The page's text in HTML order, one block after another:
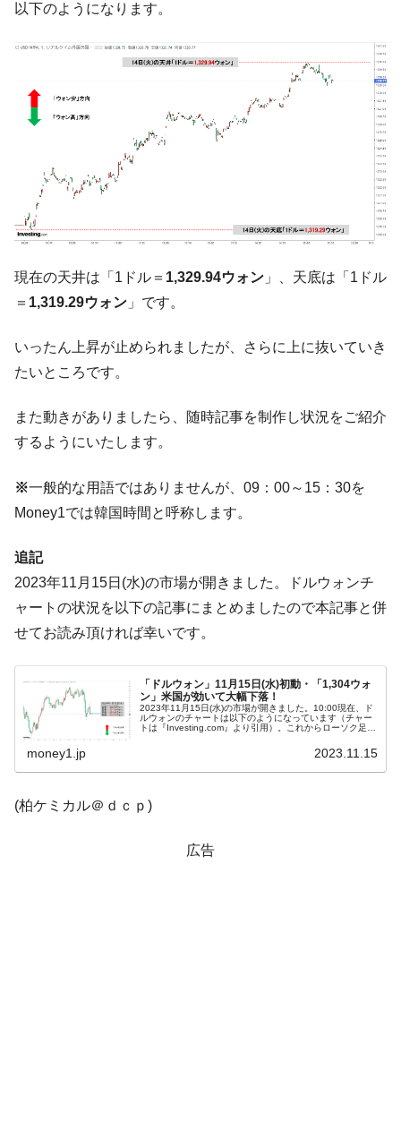
た ⇒ 国家が行った恐るべき株価操作であり、空前の国政壟
韓国･警察職員が「丸刈りになって抗議活
『Money1』
中国だけが鉄鋼輸出を異常増加させる ⇒ 中
国の過剰生産が世界を蝕む。
韓国製造業「半導体絶好調」のウラで他業
種は全般的「不調」⇒ PSIが示す現況は決して良くない。
『Money1』
ン』1人当たり賠償10万ウォンを認定 ⇒ 総額3兆7,000億
『Money1』
韓国型イージス搭載の次世代駆逐艦
「KDDX」1番艦、2032年竣工と公示
に韓国がいっちょがみしたのでは。
『Money1』
韓国政府『BYD』車への補助金を全廃 ⇒ 実
1.9倍！
『Money1』
在韓米国大使スティールが着韓！⇒ さっそ
ドを掲げる「在韓反米勢力」
『Money1』
韓国政府「2035年までに18.4GW規模のAIデ
『Money1』
ほぼ終わった」
『Money1』
韓国『国民年金公団』株価暴落で200兆蒸
発。
『Money1』
韓国政府「ニセＫ-ブランドを通報しようキ
ャンペーン」⇒ あの名物教授も登場！
『Money1』
韓国「橋が落ちました」⇒ 耐久性「なさす
ぎ」では。
『Money1』
米国下院「韓国の公務員個人をターゲット
以下のようになります。
現在の天井は「1ドル＝ 1,329.94ウォン 」、天底は「1ドル
＝ 1,319.29ウォン 」です。
いったん上昇が止められましたが、さらに上に抜いていき
たいところです。
また動きがありましたら、随時記事を制作し状況をご紹介
するようにいたします。
※一般的な用語ではありませんが、09：00～15：30を
Money1では韓国時間と呼称します。
追記
2023年11月15日(水)の市場が開きました。ドルウォンチ
ャートの状況を以下の記事にまとめましたので本記事と併
せてお読み頂ければ幸いです。
「ドルウォン」11月15日(水)初動・「1,304ウォ
ン」米国が効いて大幅下落！
2023年11月15日(水)の市場が開きました。10:00現在、ド
ルウォンのチャートは以下のようになっています（チャー
トは『Investing.com』より引用）。これからローソク足の
money1.jp 2023.11.15
(柏ケミカル＠ｄｃｐ)
広告